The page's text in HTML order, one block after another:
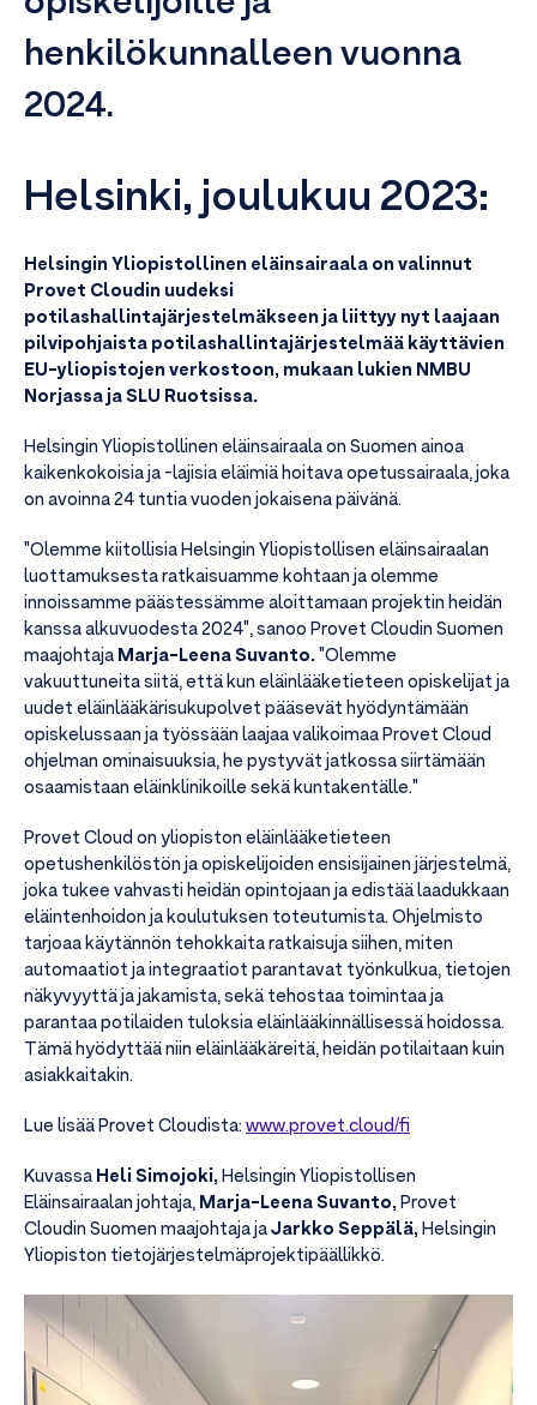
henkilökunnalleen vuonna
2024.
Helsinki, joulukuu 2023:
Helsingin Yliopistollinen eläinsairaala on valinnut
Provet Cloudin uudeksi
potilashallintajärjestelmäkseen ja liittyy nyt laajaan
pilvipohjaista potilashallintajärjestelmää käyttävien
EU-yliopistojen verkostoon, mukaan lukien NMBU
Norjassa ja SLU Ruotsissa.
Helsingin Yliopistollinen eläinsairaala on Suomen ainoa
kaikenkokoisia ja -lajisia eläimiä hoitava opetussairaala, joka
on avoinna 24 tuntia vuoden jokaisena päivänä.
"Olemme kiitollisia Helsingin Yliopistollisen eläinsairaalan
luottamuksesta ratkaisuamme kohtaan ja olemme
innoissamme päästessämme aloittamaan projektin heidän
kanssa alkuvuodesta 2024", sanoo Provet Cloudin Suomen
maajohtajaMarja-Leena Suvanto."Olemme
vakuuttuneita siitä, että kun eläinlääketieteen opiskelijat ja
uudet eläinlääkärisukupolvet pääsevät hyödyntämään
opiskelussaan ja työssään laajaa valikoimaa Provet Cloud
ohjelman ominaisuuksia, he pystyvät jatkossa siirtämään
osaamistaan eläinklinikoille sekä kuntakentälle."
Provet Cloud on yliopiston eläinlääketieteen
opetushenkilöstön ja opiskelijoiden ensisijainen järjestelmä,
joka tukee vahvasti heidän opintojaan ja edistää laadukkaan
eläintenhoidon ja koulutuksen toteutumista. Ohjelmisto
tarjoaa käytännön tehokkaita ratkaisuja siihen, miten
automaatiot ja integraatiot parantavat työnkulkua, tietojen
näkyvyyttä ja jakamista, sekä tehostaa toimintaa ja
parantaa potilaiden tuloksia eläinlääkinnällisessä hoidossa.
Tämä hyödyttää niin eläinlääkäreitä, heidän potilaitaan kuin
asiakkaitakin.
Lue lisää Provet Cloudista:www.provet.cloud/fi
KuvassaHeli Simojoki,Helsingin Yliopistollisen
Eläinsairaalan johtaja,Marja-Leena Suvanto,Provet
Cloudin Suomen maajohtaja jaJarkko Seppälä,Helsingin
Yliopiston tietojärjestelmäprojektipäällikkö.